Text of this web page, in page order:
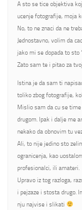
A sto se tice objektiva
ucenje fotografije, moja
No, to ne znaci da ne
Jednostavno, volim da
jako mi se dopada to sto
Zato sam te i pitao za
Istina je da sam ti
toliko zbog fotografije,
Mislio sam da cu se
drugom. Ipak i dalje me
nekako da obnovim tu
Ali, to nije jedino sto
ogranicenja, kao
profesionalci, ili amateri.
Upravo iz tog razloga,
i pejzaze i stosta drugo.
nju najvise i slikati